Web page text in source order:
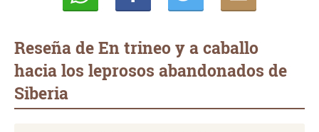
Reseña de En trineo y a caballo
hacia los leprosos abandonados de
Siberia